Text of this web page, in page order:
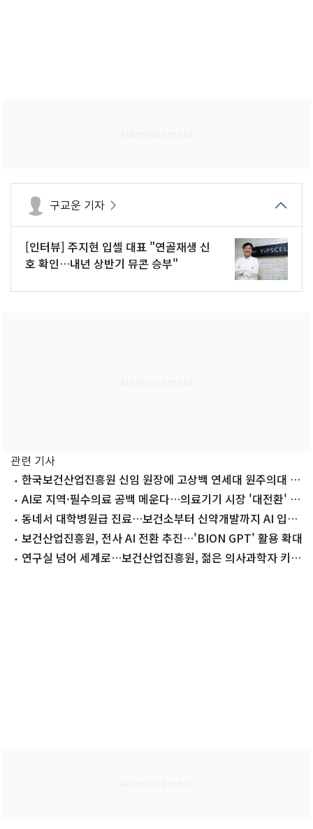
구교운 기자
[인터뷰] 주지현 입셀 대표 "연골재생 신
호 확인…내년 상반기 뮤콘 승부"
관련 기사
한국보건산업진흥원 신임 원장에 고상백 연세대 원주의대 교
수 AI로 지역·필수의료 공백 메운다…의료기기 시장 '대전환' 기
대감동네서 대학병원급 진료…보건소부터 신약개발까지 AI 입는
다 보건산업진흥원, 전사 AI 전환 추진…'BION GPT' 활용 확대
연구실 넘어 세계로…보건산업진흥원, 젊은 의사과학자 키운